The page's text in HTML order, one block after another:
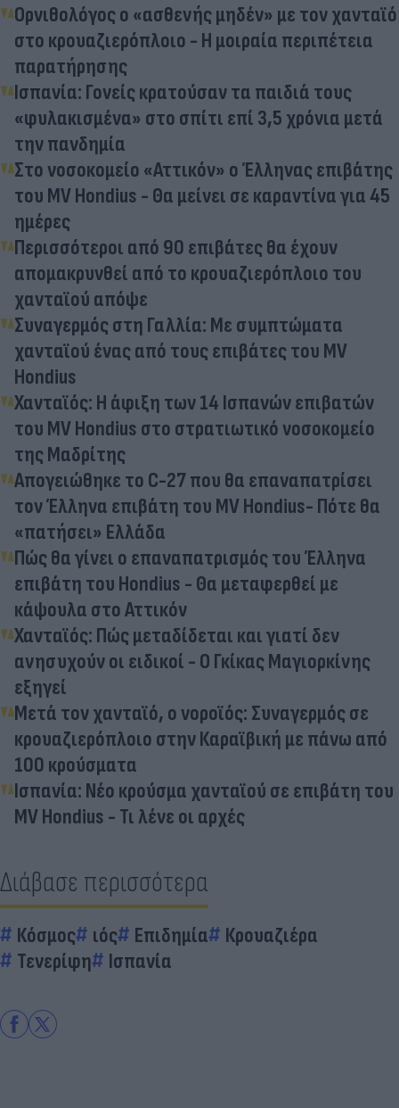
Ορνιθολόγος ο «ασθενής μηδέν» με τον χανταϊό
στο κρουαζιερόπλοιο - Η μοιραία περιπέτεια
παρατήρησης
Ισπανία: Γονείς κρατούσαν τα παιδιά τους
«φυλακισμένα» στο σπίτι επί 3,5 χρόνια μετά
την πανδημία
Στο νοσοκομείο «Αττικόν» ο Έλληνας επιβάτης
του MV Hondius - Θα μείνει σε καραντίνα για 45
ημέρες
Περισσότεροι από 90 επιβάτες θα έχουν
απομακρυνθεί από το κρουαζιερόπλοιο του
χανταϊού απόψε
Συναγερμός στη Γαλλία: Με συμπτώματα
χανταϊού ένας από τους επιβάτες του MV
Hondius
Χανταϊός: Η άφιξη των 14 Ισπανών επιβατών
του MV Hondius στο στρατιωτικό νοσοκομείο
της Μαδρίτης
Απογειώθηκε το C-27 που θα επαναπατρίσει
τον Έλληνα επιβάτη του MV Hondius- Πότε θα
«πατήσει» Ελλάδα
Πώς θα γίνει ο επαναπατρισμός του Έλληνα
επιβάτη του Hondius - Θα μεταφερθεί με
κάψουλα στο Αττικόν
Χανταϊός: Πώς μεταδίδεται και γιατί δεν
ανησυχούν οι ειδικοί - Ο Γκίκας Μαγιορκίνης
εξηγεί
Μετά τον χανταϊό, ο νοροϊός: Συναγερμός σε
κρουαζιερόπλοιο στην Καραϊβική με πάνω από
100 κρούσματα
Ισπανία: Νέο κρούσμα χανταϊού σε επιβάτη του
MV Hondius - Τι λένε οι αρχές
Διάβασε περισσότερα
Κόσμος ιός Επιδημία
Κρουαζιέρα
Τενερίφη
Ισπανία